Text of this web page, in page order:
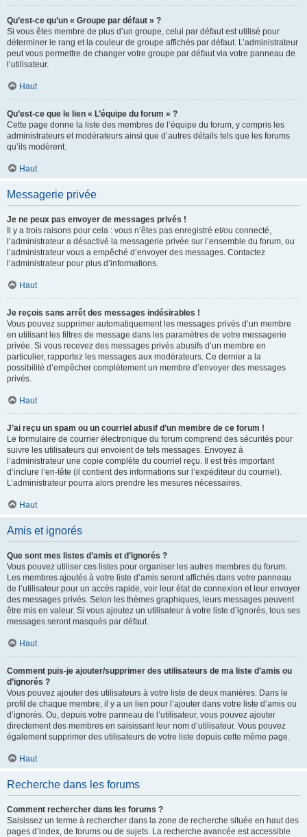
Qu’est-ce qu’un « Groupe par défaut » ?
Si vous êtes membre de plus d’un groupe, celui par défaut est utilisé pour
déterminer le rang et la couleur de groupe affichés par défaut. L’administrateur
peut vous permettre de changer votre groupe par défaut via votre panneau de
l’utilisateur.
Haut
Qu’est-ce que le lien « L’équipe du forum » ?
Cette page donne la liste des membres de l’équipe du forum, y compris les
administrateurs et modérateurs ainsi que d’autres détails tels que les forums
qu’ils modèrent.
Haut
Messagerie privée
Je ne peux pas envoyer de messages privés !
Il y a trois raisons pour cela : vous n’êtes pas enregistré et/ou connecté,
l’administrateur a désactivé la messagerie privée sur l’ensemble du forum, ou
l’administrateur vous a empêché d’envoyer des messages. Contactez
l’administrateur pour plus d’informations.
Haut
Je reçois sans arrêt des messages indésirables !
Vous pouvez supprimer automatiquement les messages privés d’un membre
en utilisant les filtres de message dans les paramètres de votre messagerie
privée. Si vous recevez des messages privés abusifs d’un membre en
particulier, rapportez les messages aux modérateurs. Ce dernier a la
possibilité d’empêcher complètement un membre d’envoyer des messages
privés.
Haut
J’ai reçu un spam ou un courriel abusif d’un membre de ce forum !
Le formulaire de courrier électronique du forum comprend des sécurités pour
suivre les utilisateurs qui envoient de tels messages. Envoyez à
l’administrateur une copie complète du courriel reçu. Il est très important
d’inclure l’en-tête (il contient des informations sur l’expéditeur du courriel).
L’administrateur pourra alors prendre les mesures nécessaires.
Haut
Amis et ignorés
Que sont mes listes d’amis et d’ignorés ?
Vous pouvez utiliser ces listes pour organiser les autres membres du forum.
Les membres ajoutés à votre liste d’amis seront affichés dans votre panneau
de l’utilisateur pour un accès rapide, voir leur état de connexion et leur envoyer
des messages privés. Selon les thèmes graphiques, leurs messages peuvent
être mis en valeur. Si vous ajoutez un utilisateur à votre liste d’ignorés, tous ses
messages seront masqués par défaut.
Haut
Comment puis-je ajouter/supprimer des utilisateurs de ma liste d’amis ou
d’ignorés ?
Vous pouvez ajouter des utilisateurs à votre liste de deux manières. Dans le
profil de chaque membre, il y a un lien pour l’ajouter dans votre liste d’amis ou
d’ignorés. Ou, depuis votre panneau de l’utilisateur, vous pouvez ajouter
directement des membres en saisissant leur nom d’utilisateur. Vous pouvez
également supprimer des utilisateurs de votre liste depuis cette même page.
Haut
Recherche dans les forums
Comment rechercher dans les forums ?
Saisissez un terme à rechercher dans la zone de recherche située en haut des
pages d’index, de forums ou de sujets. La recherche avancée est accessible